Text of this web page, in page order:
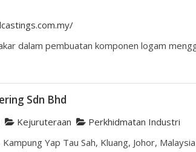
dalam pembuatan komponen logam
Sdn Bhd
Kejuruteraan
Perkhidmatan Industri
Yap Tau Sah, Kluang, Johor, Malaysia